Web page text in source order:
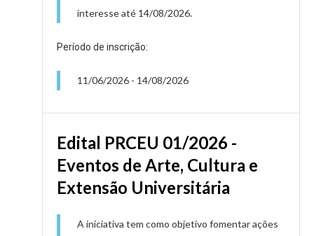
interesse até 14/08/2026.
Período de inscrição:
11/06/2026 - 14/08/2026
Edital PRCEU 01/2026 -
Eventos de Arte, Cultura e
Extensão Universitária
A iniciativa tem como objetivo fomentar ações